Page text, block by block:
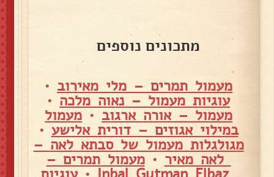
מתכונים נוספים
מעמול תמרים – מלי מאירוב •
עוגיות מעמול – נאוה מלכה •
מעמול – אורה ארגוב • מעמול
במילוי אגוזים – דורית אלישע •
מגולגלות מעמול של סבתא לאה –
לאה מאיר •מעמול תמרים –